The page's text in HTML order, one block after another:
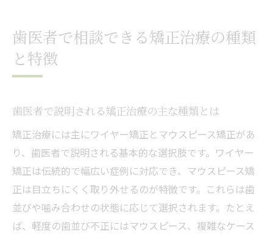
歯医者で相談できる矯正治療の種類
と特徴
歯医者で説明される矯正治療の主な種類とは
矯正治療には主にワイヤー矯正とマウスピース矯正があ
り、歯医者で説明される基本的な選択肢です。ワイヤー
矯正は伝統的で幅広い症例に対応でき、マウスピース矯
正は目立ちにくく取り外せるのが特徴です。これらは歯
並びや噛み合わせの状態に応じて選択されます。たとえ
ば、軽度の歯並び不正にはマウスピース、複雑なケース